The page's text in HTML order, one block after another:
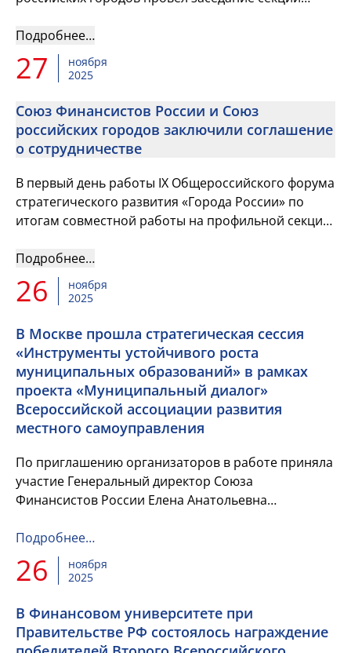
Подробнее…
27
ноября
2025
Союз Финансистов России и Союз
российских городов заключили соглашение
о сотрудничестве
В первый день работы IX Общероссийского форума
стратегического развития «Города России» по
итогам совместной работы на профильной секции
Союз Финансистов Росс...
Подробнее…
26
ноября
2025
В Москве прошла стратегическая сессия
«Инструменты устойчивого роста
муниципальных образований» в рамках
проекта «Муниципальный диалог»
Всероссийской ассоциации развития
местного самоуправления
По приглашению организаторов в работе приняла
участие Генеральный директор Союза
Финансистов России Елена Анатольевна
Подробнее…
26
ноября
2025
В Финансовом университете при
Правительстве РФ состоялось награждение